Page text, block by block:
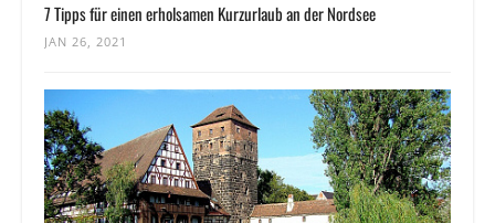
7 Tipps für einen erholsamen Kurzurlaub an der Nordsee
JAN 26, 2021